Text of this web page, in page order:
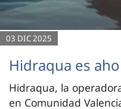
03 DIC 2025
Hidraqua es
Hidraqua, la
en Comunidad